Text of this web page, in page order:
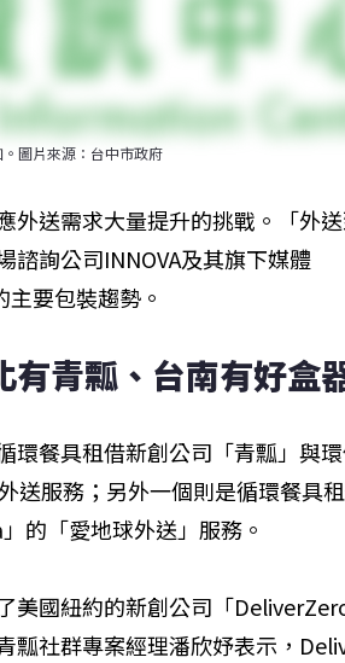
圖片來源：台中市政府
外送需求大量提升的挑戰。「外
諮詢公司INNOVA及其旗下媒體
要包裝趨勢。
有青瓢、台南有好盒
環餐具租借新創公司「青瓢」與
送服務；另外一個則是循環餐具
的「愛地球外送」服務。
美國紐約的新創公司「
瓢社群專案經理潘欣妤表示，